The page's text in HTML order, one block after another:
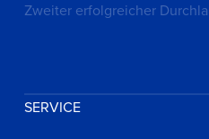
Zweiter erfolgreicher
SERVICE